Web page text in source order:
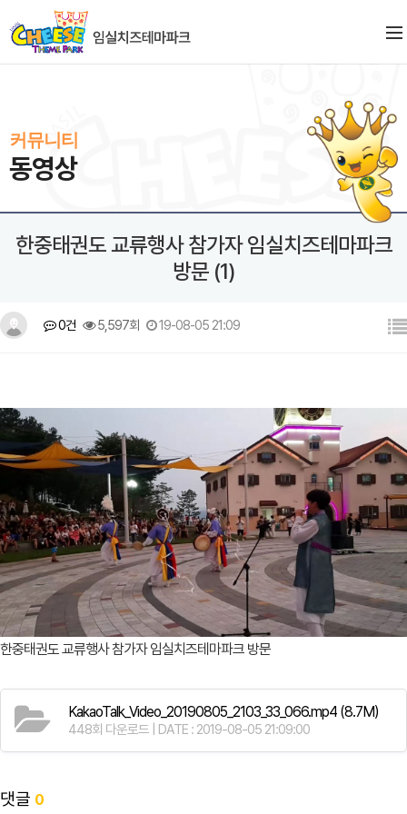
커뮤니티
동영상
한중태권도 교류행사 참가자 임실치즈테마파크
방문 (1)
0건 5,597회 19-08-05 21:09
한중태권도 교류행사 참가자 임실치즈테마파크 방문
KakaoTalk_Video_20190805_2103_33_066.mp4 (8.7M)
448회 다운로드 | DATE : 2019-08-05 21:09:00
댓글 0